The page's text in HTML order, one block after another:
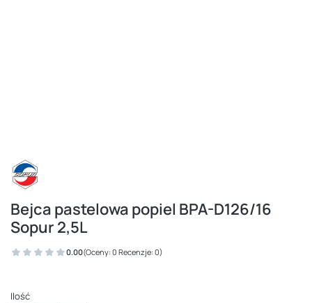
Bejca pastelowa popiel BPA-D126/16
Sopur 2,5L
0.00(Oceny: 0 Recenzje: 0)
Ilość